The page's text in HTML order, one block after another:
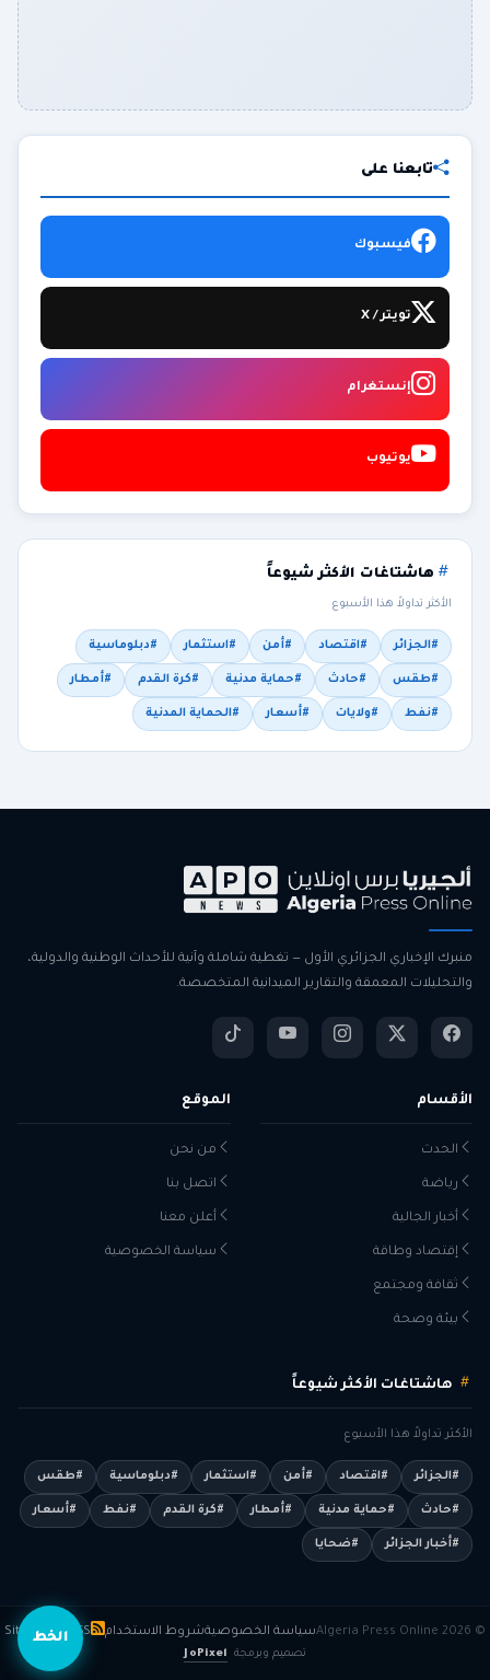
الخط
تابعنا على
فيسبوك
تويتر / X
إنستغرام
يوتيوب
هاشتاغات الأكثر شيوعاً
الأكثر تداولاً هذا الأسبوع
#الجزائر #اقتصاد #أمن #استثمار #دبلوماسية
#طقس #حادث #حماية مدنية #كرة القدم #أمطار
#نفط #ولايات #أسعار #الحماية المدنية
منبرك الإخباري الجزائري الأول — تغطية شاملة وآنية للأحداث الوطنية والدولية،
والتحليلات المعمقة والتقارير الميدانية المتخصصة.
الأقسام
الحدث
رياضة
أخبار الجالية
إقتصاد وطاقة
ثقافة ومجتمع
بيئة وصحة
الموقع
من نحن
اتصل بنا
أعلن معنا
سياسة الخصوصية
هاشتاغات الأكثر شيوعاً
الأكثر تداولاً هذا الأسبوع
#الجزائر #اقتصاد #أمن #استثمار #دبلوماسية #طقس
#حادث #حماية مدنية #أمطار #كرة القدم #نفط #أسعار
#أخبار الجزائر #ضحايا
© 2026 Algeria Press Online سياسة الخصوصيةشروط الاستخدام RSS
Sitemap
تصميم وبرمجة JoPixel